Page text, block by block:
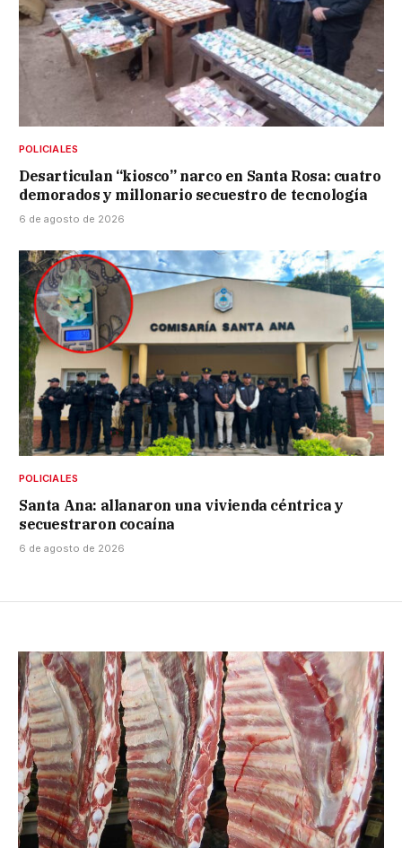
POLICIALES
Desarticulan “kiosco” narco en Santa Rosa: cuatro
demorados y millonario secuestro de tecnología
6 de agosto de 2026
POLICIALES
Santa Ana: allanaron una vivienda céntrica y
secuestraron cocaína
6 de agosto de 2026